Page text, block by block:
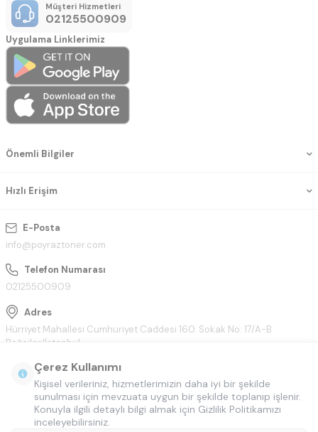
E-Posta
info@poyraztoner.com
Telefon Numarası
02125500909
Adres
Hürriyet Mahallesi Cumhuriyet Caddesi 160. Sokak No: 17/A-B
Bağcılar/İstanbul
Önemli Bilgiler
Hızlı Erişim
Müşteri Hizmetleri
02125500909
Uygulama Linklerimiz
Çerez Kullanımı
Kişisel verileriniz, hizmetlerimizin daha iyi bir şekilde
sunulması için mevzuata uygun bir şekilde toplanıp işlenir.
Konuyla ilgili detaylı bilgi almak için Gizlilik Politikamızı
inceleyebilirsiniz.